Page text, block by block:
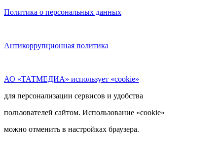
Политика о персональных данных
Антикоррупционная политика
АО «ТАТМЕДИА» использует «cookie»
для персонализации сервисов и удобства
пользователей сайтом. Использование «cookie»
можно отменить в настройках браузера.